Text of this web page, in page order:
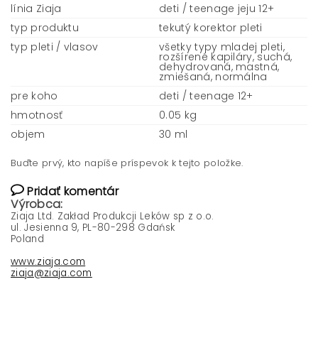
línia Ziaja
deti / teenage jeju 12+
typ produktu
tekutý korektor pleti
typ pleti / vlasov
všetky typy mladej pleti,
rozšírené kapiláry, suchá,
dehydrovaná, mastná,
zmiešaná, normálna
pre koho
deti / teenage 12+
hmotnosť
0.05 kg
objem
30 ml
Buďte prvý, kto napíše príspevok k tejto položke.
Pridať komentár
Výrobca:
Ziaja Ltd. Zakład Produkcji Leków sp z o.o.
ul. Jesienna 9, PL-80-298 Gdańsk
Poland
www.ziaja.com
ziaja@ziaja.com